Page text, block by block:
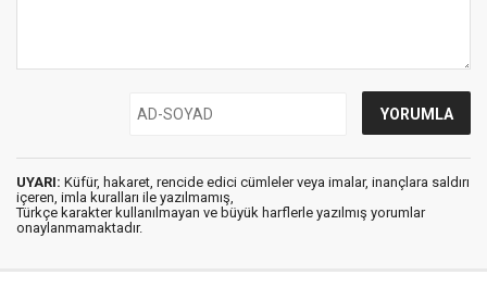
UYARI: Küfür, hakaret, rencide edici cümleler veya imalar, inançlara saldırı
içeren, imla kuralları ile yazılmamış,
Türkçe karakter kullanılmayan ve büyük harflerle yazılmış yorumlar
onaylanmamaktadır.